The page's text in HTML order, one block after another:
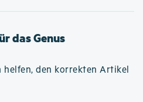
das Genus
helfen, den korrekten Artikel